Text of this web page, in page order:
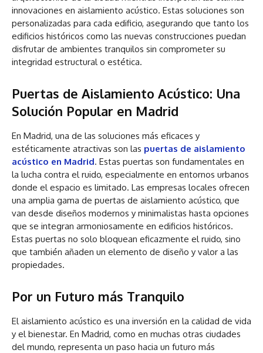
innovaciones en aislamiento acústico. Estas soluciones son
personalizadas para cada edificio, asegurando que tanto los
edificios históricos como las nuevas construcciones puedan
disfrutar de ambientes tranquilos sin comprometer su
integridad estructural o estética.
Puertas de Aislamiento Acústico: Una
Solución Popular en Madrid
En Madrid, una de las soluciones más eficaces y
estéticamente atractivas son las puertas de aislamiento
acústico en Madrid. Estas puertas son fundamentales en
la lucha contra el ruido, especialmente en entornos urbanos
donde el espacio es limitado. Las empresas locales ofrecen
una amplia gama de puertas de aislamiento acústico, que
van desde diseños modernos y minimalistas hasta opciones
que se integran armoniosamente en edificios históricos.
Estas puertas no solo bloquean eficazmente el ruido, sino
que también añaden un elemento de diseño y valor a las
propiedades.
Por un Futuro más Tranquilo
El aislamiento acústico es una inversión en la calidad de vida
y el bienestar. En Madrid, como en muchas otras ciudades
del mundo, representa un paso hacia un futuro más